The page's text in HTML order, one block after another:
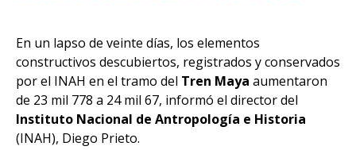
En un lapso de veinte días, los elementos
constructivos descubiertos, registrados y conservados
por el INAH en el tramo del Tren Maya aumentaron
de 23 mil 778 a 24 mil 67, informó el director del
Instituto Nacional de Antropología e Historia
(INAH), Diego Prieto.